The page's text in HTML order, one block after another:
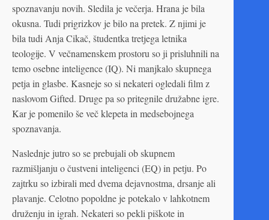
spoznavanju novih. Sledila je večerja. Hrana je bila
okusna. Tudi prigrizkov je bilo na pretek. Z njimi je
bila tudi Anja Cikač, študentka tretjega letnika
teologije. V večnamenskem prostoru so ji prisluhnili na
temo osebne inteligence (IQ). Ni manjkalo skupnega
petja in glasbe. Kasneje so si nekateri ogledali film z
naslovom Gifted. Druge pa so pritegnile družabne igre.
Kar je pomenilo še več klepeta in medsebojnega
spoznavanja.
Naslednje jutro so se prebujali ob skupnem
razmišljanju o čustveni inteligenci (EQ) in petju. Po
zajtrku so izbirali med dvema dejavnostma, drsanje ali
plavanje. Celotno popoldne je potekalo v lahkotnem
druženju in igrah. Nekateri so pekli piškote in